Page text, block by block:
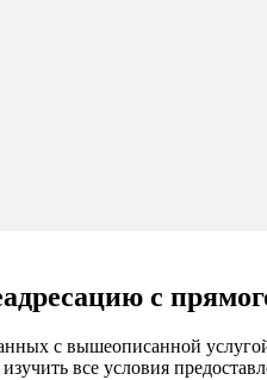
с
с вышеописанной
все условия